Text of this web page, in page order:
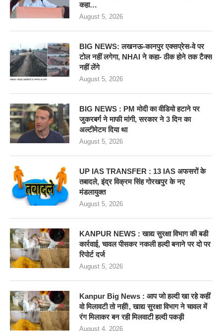
कहा…
August 5, 2026
BIG NEWS: लखनऊ-कानपुर एक्सप्रेस-वे पर
टोल नहीं लगेगा, NHAI ने कहा- ठीक होने तक टैक्स
नहीं लेंगे
August 5, 2026
BIG NEWS : PM मोदी का वीडियो हटाने पर
जुकरबर्ग ने माफी मांगी, सरकार ने 3 दिन का
अल्टीमेटम दिया था
August 5, 2026
UP IAS TRANSFER : 13 IAS अफसरों के
तबादले, इंद्र विक्रम सिंह गोरखपुर के नए
मंडलायुक्त
August 5, 2026
KANPUR NEWS : खाद्य सुरक्षा विभाग की बडी
कार्रवाई, चावल पीसकर नकली हल्दी बनाने पर दो पर
रिपोर्ट दर्ज
August 5, 2026
Kanpur Big News : आप जो हल्दी खा रहे कहीं
वो मिलावटी तो नहीं!, खाद्य सुरक्षा विभाग ने चावल में
रंग मिलाकर बन रही मिलवाटी हल्दी पकड़ी
August 4, 2026